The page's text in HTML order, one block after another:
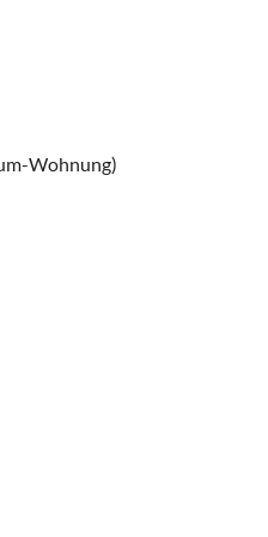
Wohnung)